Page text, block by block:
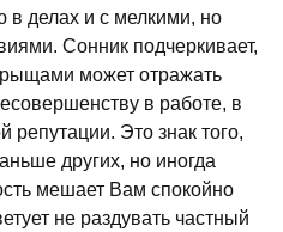
в делах и с мелкими, но
Сонник подчеркивает,
может отражать
в работе, в
репутации. Это знак того,
других, но иногда
мешает Вам спокойно
не раздувать частный